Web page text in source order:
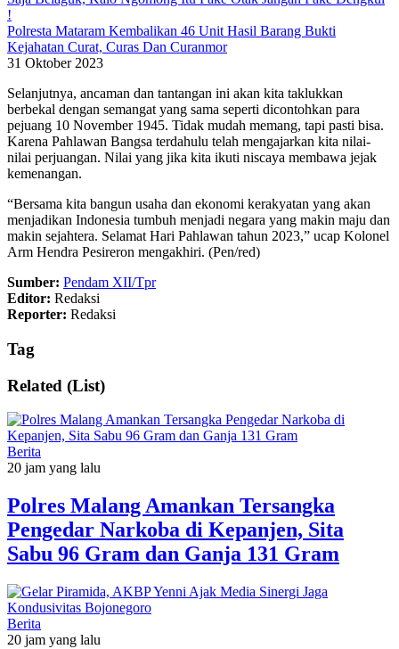
Polresta Mataram Kembalikan 46 Unit Hasil Barang Bukti
Kejahatan Curat, Curas Dan Curanmor
31 Oktober 2023
Selanjutnya, ancaman dan tantangan ini akan kita taklukkan
berbekal dengan semangat yang sama seperti dicontohkan para
pejuang 10 November 1945. Tidak mudah memang, tapi pasti bisa.
Karena Pahlawan Bangsa terdahulu telah mengajarkan kita nilai-
nilai perjuangan. Nilai yang jika kita ikuti niscaya membawa jejak
kemenangan.
“Bersama kita bangun usaha dan ekonomi kerakyatan yang akan
menjadikan Indonesia tumbuh menjadi negara yang makin maju dan
makin sejahtera. Selamat Hari Pahlawan tahun 2023,” ucap Kolonel
Arm Hendra Pesireron mengakhiri. (Pen/red)
Sumber: Pendam XII/Tpr
Editor: Redaksi
Reporter: Redaksi
Tag
Related (List)
Berita
20 jam yang lalu
Polres Malang Amankan Tersangka
Pengedar Narkoba di Kepanjen, Sita
Sabu 96 Gram dan Ganja 131 Gram
Berita
20 jam yang lalu